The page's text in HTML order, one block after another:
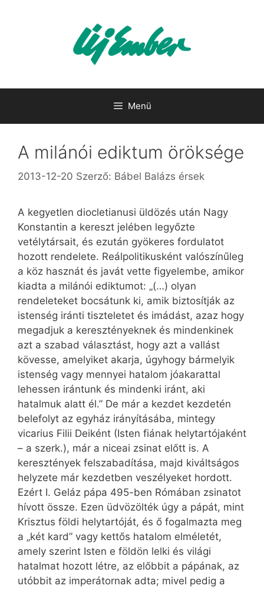
Menü
A milánói ediktum öröksége
2013-12-20 Szerző: Bábel Balázs érsek
A kegyetlen diocletianusi üldözés után Nagy
Konstantin a kereszt jelében legyőzte
vetélytársait, és ezután gyökeres fordulatot
hozott rendelete. Reálpolitikusként valószínűleg
a köz hasznát és javát vette figyelembe, amikor
kiadta a milánói ediktumot: „(…) olyan
rendeleteket bocsátunk ki, amik biztosítják az
istenség iránti tiszteletet és imádást, azaz hogy
megadjuk a keresztényeknek és mindenkinek
azt a szabad választást, hogy azt a vallást
kövesse, amelyiket akarja, úgyhogy bármelyik
istenség vagy mennyei hatalom jóakarattal
lehessen irántunk és mindenki iránt, aki
hatalmuk alatt él.” De már a kezdet kezdetén
belefolyt az egyház irányításába, mintegy
vicarius Filii Deiként (Isten fiának helytartójaként
– a szerk.), már a niceai zsinat előtt is. A
keresztények felszabadítása, majd kiváltságos
helyzete már kezdetben veszélyeket hordott.
Ezért I. Geláz pápa 495-ben Rómában zsinatot
hívott össze. Ezen üdvözölték úgy a pápát, mint
Krisztus földi helytartóját, és ő fogalmazta meg
a „két kard” vagy kettős hatalom elméletét,
amely szerint Isten e földön lelki és világi
hatalmat hozott létre, az előbbit a pápának, az
utóbbit az imperátornak adta; mivel pedig a